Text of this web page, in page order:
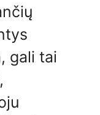
gali tai